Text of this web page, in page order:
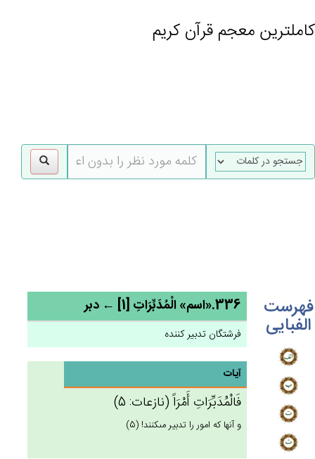
کاملترین معجم قرآن کریم
فهرست
الفبایی
336.«اسم» الْمُدَبِّرَات‌ِ [1] ← دبر
فرشتگان تدبیر کننده
آیات
فَالْمُدَبِّرَات‌ِ أَمْرَاً (نازعات: 5)
و آنها كه امور را تدبير مى‏كنند! (5)